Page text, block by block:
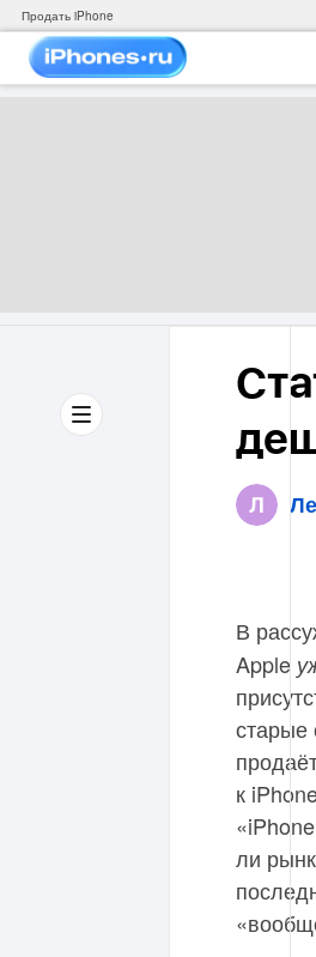
Продать iPhone
В
Apple
старые
к
ли